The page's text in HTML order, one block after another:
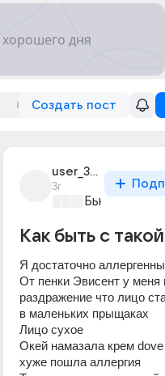
Создать пост
user_305092467
3г
Бьютилэнд
Как быть с
Я достаточно
От пенки Эвисент у
раздражение что лицо
в маленьких прыщаках
Лицо сухое
Окей намазала крем
хуже пошла аллергия